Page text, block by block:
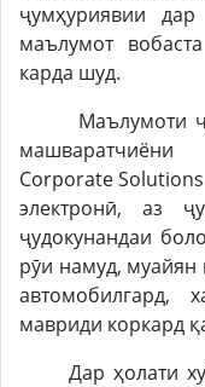
ҷумҳуриявии
маълумот
карда шуд.
Маълумоти
Corporate
электронӣ, аз
ҷудокунандаи
рӯи намуд,
автомобилгард,
мавриди коркард
Дар ҳолати